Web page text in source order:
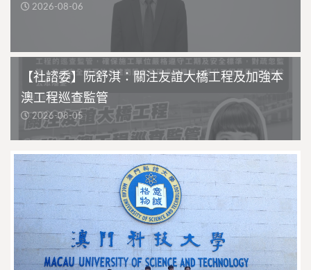
2026-08-06
【社諮委】阮舒淇：關注友誼大橋工程及加強本
澳工程巡查監管
2026-08-05